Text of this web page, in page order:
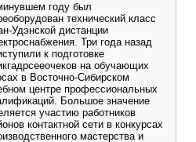
году был
технический класс
Удэнской дистанции
Три года назад
к подготовке
на обучающих
в Восточно-Сибирском
центре профессиональных
Большое значение
участию работников
контактной сети в конкурсах
мастерства и